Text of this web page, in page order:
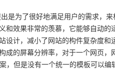
是为了很好地满足用户的需求，来
和效果非常的羡慕，它能够自动的
计，减小了网站的构件复杂度和
成的屏幕分辨率，对于一个网页，
，但是没有一个统一的模板可以编